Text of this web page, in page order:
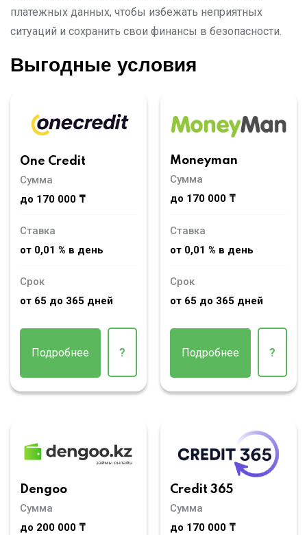
платежных данных, чтобы избежать неприятных
ситуаций и сохранить свои финансы в безопасности.
Выгодные условия
One Credit
Сумма
до 170 000 ₸
Ставка
от 0,01 % в день
Срок
от 65 до 365 дней
Подробнее ?
Moneyman
Сумма
до 170 000 ₸
Ставка
от 0,01 % в день
Срок
от 65 до 365 дней
Подробнее ?
Dengoo
Сумма
до 200 000 ₸
Credit 365
Сумма
до 170 000 ₸